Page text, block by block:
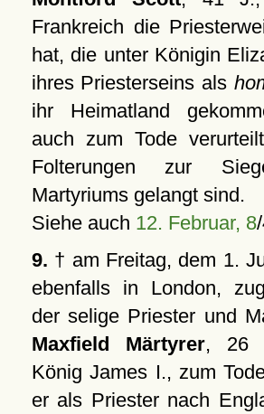
Frankreich die
hat, die unter Königin
ihres Priesterseins als
ihr Heimatland
auch zum Tode
Folterungen zur
Martyriums gelangt sind.
Siehe auch 12. Februar, 8
9. † am Freitag, dem 1.
ebenfalls in London,
der selige Priester und
Maxfield Märtyrer, 26
König James I., zum
er als Priester nach